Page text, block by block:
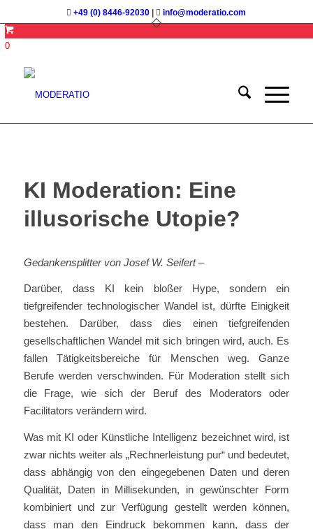
+49 (0) 8446-92030 info@moderatio.com
0
KI Moderation: Eine
illusorische Utopie?
Gedankensplitter von Josef W. Seifert –
Darüber, dass KI kein bloßer Hype, sondern ein
tiefgreifender technologischer Wandel ist, dürfte Einigkeit
bestehen. Darüber, dass dies einen tiefgreifenden
gesellschaftlichen Wandel mit sich bringen wird, auch. Es
fallen Tätigkeitsbereiche für Menschen weg. Ganze
Berufe werden verschwinden. Für Moderation stellt sich
die Frage, wie sich der Beruf des Moderators oder
Facilitators verändern wird.
Was mit KI oder Künstliche Intelligenz bezeichnet wird, ist
zwar nichts weiter als „Rechnerleistung pur“ und bedeutet,
dass abhängig von den eingegebenen Daten und deren
Qualität, Daten in Millisekunden, in gewünschter Form
kombiniert und zur Verfügung gestellt werden können,
dass man den Eindruck bekommen kann, dass der